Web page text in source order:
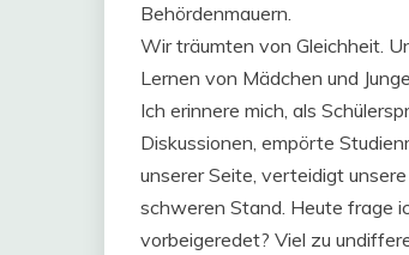
Behördenmauern.
Wir träumten von Gleichheit.
Lernen von Mädchen und
Ich erinnere mich, als
Diskussionen, empörte
unserer Seite, verteidigt
schweren Stand. Heute frage
vorbeigeredet? Viel zu